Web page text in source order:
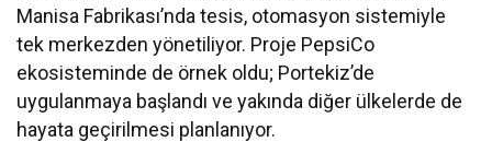
Manisa Fabrikası’nda tesis, otomasyon sistemiyle
tek merkezden yönetiliyor. Proje PepsiCo
ekosisteminde de örnek oldu; Portekiz’de
uygulanmaya başlandı ve yakında diğer ülkelerde de
hayata geçirilmesi planlanıyor.